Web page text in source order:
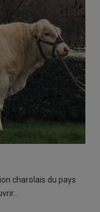
charolais du pays